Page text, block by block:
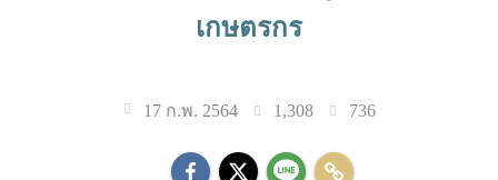
เกษตรกร
17 ก.พ. 2564 1,308 736